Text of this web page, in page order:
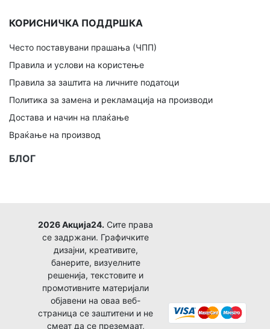
КОРИСНИЧКА ПОДДРШКА
Често поставувани прашања (ЧПП)
Правила и услови на користење
Правила за заштита на личните податоци
Политика за замена и рекламација на производи
Достава и начин на плаќање
Враќање на производ
БЛОГ
2026 Акција24. Сите права
се задржани. Графичките
дизајни, креативите,
банерите, визуелните
решенија, текстовите и
промотивните материјали
објавени на оваа веб-
страница се заштитени и не
смеат да се преземаат,